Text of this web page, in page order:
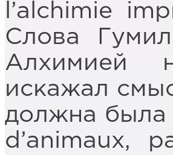
l’alchimie
Слова
Алхимией
искажал
должна была
d’animaux,